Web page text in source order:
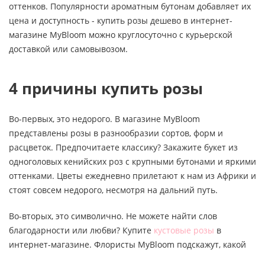
оттенков. Популярности ароматным бутонам добавляет их
цена и доступность - купить розы дешево в интернет-
магазине MyBloom можно круглосуточно с курьерской
доставкой или самовывозом.
4 причины купить розы
Во-первых, это недорого. В магазине MyBloom
представлены розы в разнообразии сортов, форм и
расцветок. Предпочитаете классику? Закажите букет из
одноголовых кенийских роз с крупными бутонами и яркими
оттенками. Цветы ежедневно прилетают к нам из Африки и
стоят совсем недорого, несмотря на дальний путь.
Во-вторых, это символично. Не можете найти слов
благодарности или любви? Купите кустовые розы в
интернет-магазине. Флористы MyBloom подскажут, какой